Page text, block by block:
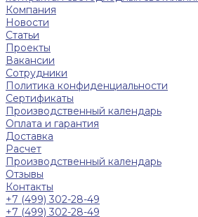
Компания
Новости
Статьи
Проекты
Вакансии
Сотрудники
Политика конфиденциальности
Сертификаты
Производственный календарь
Оплата и гарантия
Доставка
Расчет
Производственный календарь
Отзывы
Контакты
+7 (499) 302-28-49
+7 (499) 302-28-49